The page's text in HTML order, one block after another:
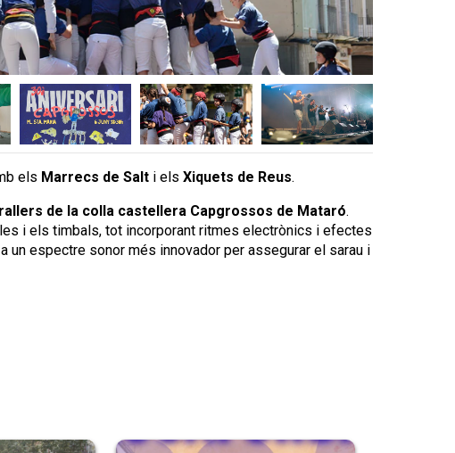
els Marrecs de Salt i els Xiquets de Reus.
de la colla castellera Capgrossos de Mataró.
i els timbals, tot incorporant ritmes electrònics i efectes
un espectre sonor més innovador per assegurar el sarau i